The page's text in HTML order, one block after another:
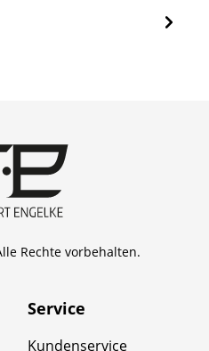
Rechte vorbehalten.
Service
Kundenservice